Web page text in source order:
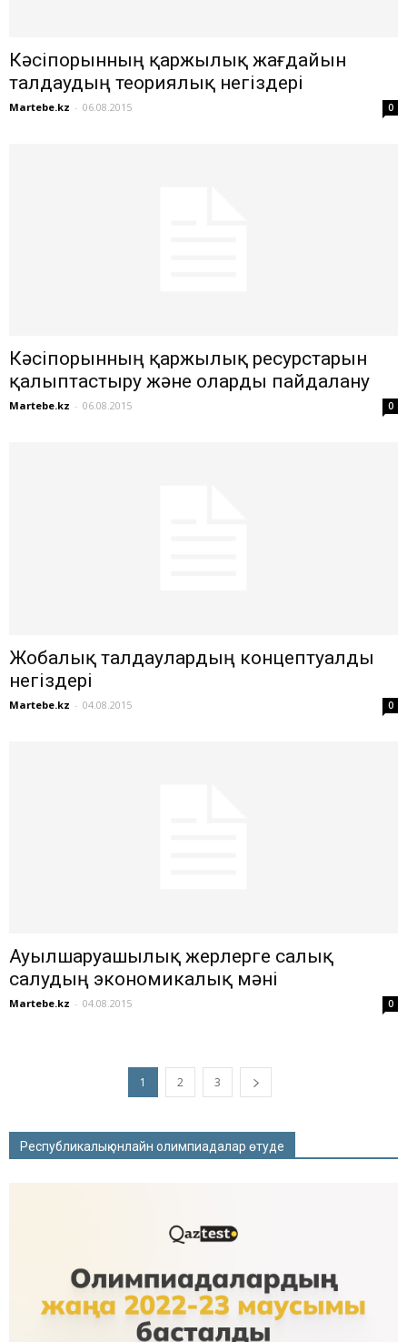
Кәсіпорынның қаржылық жағдайын
талдаудың теориялық негіздері
Martebe.kz - 06.08.2015 0
Кәсіпорынның қаржылық ресурстарын
қалыптастыру және оларды пайдалану
Martebe.kz - 06.08.2015 0
Жобалық талдаулардың концептуалды
негіздері
Martebe.kz - 04.08.2015 0
Ауылшаруашылық жерлерге салық
салудың экономикалық мәні
Martebe.kz - 04.08.2015 0
1 2 3
Республикалық онлайн олимпиадалар өтуде